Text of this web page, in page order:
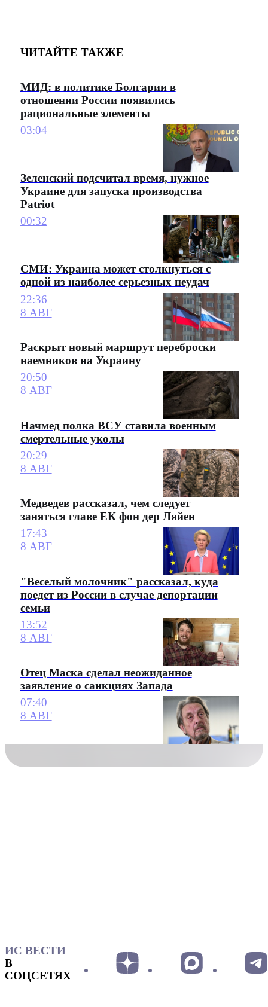
ЧИТАЙТЕ ТАКЖЕ
МИД: в политике Болгарии в
отношении России появились
рациональные элементы
03:04
Зеленский подсчитал время, нужное
Украине для запуска производства
Patriot
00:32
СМИ: Украина может столкнуться с
одной из наиболее серьезных неудач
22:36
8 АВГ
Раскрыт новый маршрут переброски
наемников на Украину
20:50
8 АВГ
Начмед полка ВСУ ставила военным
смертельные уколы
20:29
8 АВГ
Медведев рассказал, чем следует
заняться главе ЕК фон дер Ляйен
17:43
8 АВГ
"Веселый молочник" рассказал, куда
поедет из России в случае депортации
семьи
13:52
8 АВГ
Отец Маска сделал неожиданное
заявление о санкциях Запада
07:40
8 АВГ
ИС ВЕСТИ
В
СОЦСЕТЯХ